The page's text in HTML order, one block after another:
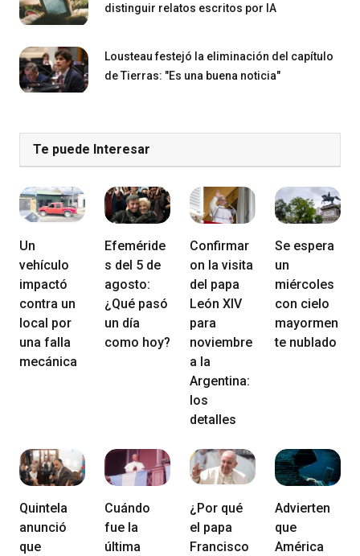
distinguir relatos escritos por IA
Lousteau festejó la eliminación del capítulo
de Tierras: "Es una buena noticia"
Te puede Interesar
Un
vehículo
impactó
contra un
local por
una falla
mecánica
Efeméride
s del 5 de
agosto:
¿Qué pasó
un día
como hoy?
Confirmar
on la visita
del papa
León XIV
para
noviembre
a la
Argentina:
los
detalles
Se espera
un
miércoles
con cielo
mayormen
te nublado
Quintela
anunció
que
Cuándo
fue la
última
¿Por qué
el papa
Francisco
Advierten
que
América